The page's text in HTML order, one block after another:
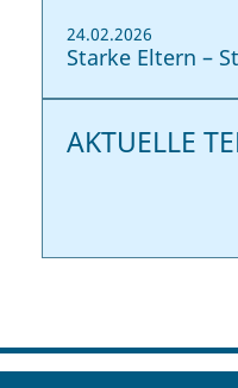
24.02.2026
Starke Eltern –
AKTUELLE